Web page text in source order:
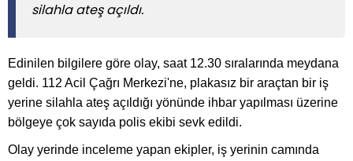
silahla ateş açıldı.
Edinilen bilgilere göre olay, saat 12.30 sıralarında meydana
geldi. 112 Acil Çağrı Merkezi'ne, plakasız bir araçtan bir iş
yerine silahla ateş açıldığı yönünde ihbar yapılması üzerine
bölgeye çok sayıda polis ekibi sevk edildi.
Olay yerinde inceleme yapan ekipler, iş yerinin camında